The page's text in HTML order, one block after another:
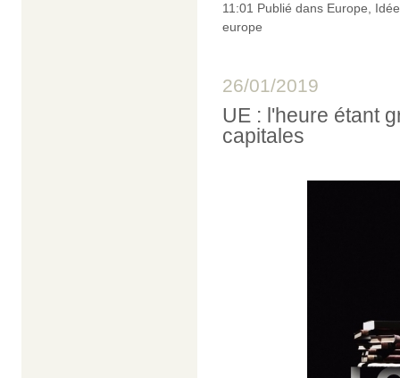
11:01 Publié dans Europe,
europe
26/01/2019
UE : l'heure étant
capitales